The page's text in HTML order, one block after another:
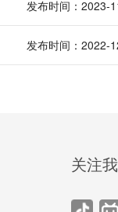
发布时间：2023-
发布时间：2022-
关注